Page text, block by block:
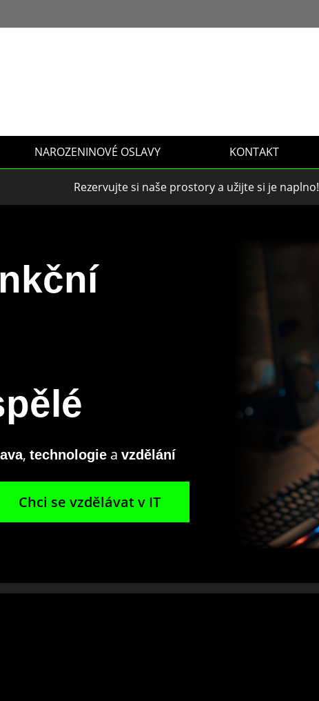
NAROZENINOVÉ OSLAVY KONTAKT
Rezervujte si naše prostory a užijte si je naplno!
, technologie a vzdělání
Chci se vzdělávat v IT